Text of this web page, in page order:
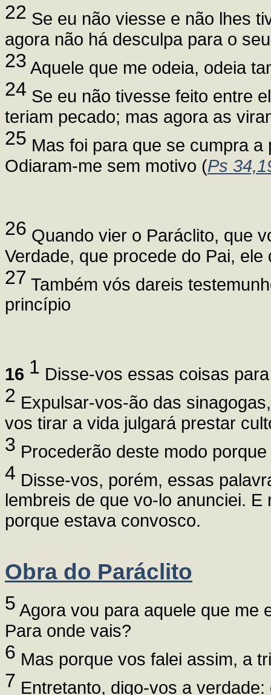
22 Se eu não viesse e não lhes
agora não há desculpa para o
23 Aquele que me odeia, odeia
24 Se eu não tivesse feito entre
teriam pecado; mas agora as
25 Mas foi para que se cumpra
Odiaram-me sem motivo (Ps
26 Quando vier o Paráclito, que
Verdade, que procede do Pai,
27 Também vós dareis
princípio
16 1 Disse-vos essas coisas
2 Expulsar-vos-ão das
vos tirar a vida julgará prestar
3 Procederão deste modo
4 Disse-vos, porém, essas
lembreis de que vo-lo anunciei.
porque estava convosco.
Obra do Paráclito
5 Agora vou para aquele que me
Para onde vais?
6 Mas porque vos falei assim, a
7 Entretanto, digo-vos a